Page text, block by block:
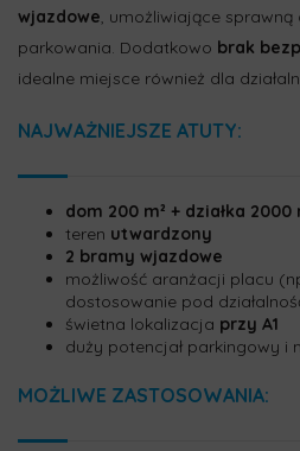
wjazdowe, umożliwiające
parkowania. Dodatkowo brak
idealne miejsce również dla
NAJWAŻNIEJSZE ATUTY:
dom 200 m² + działka 2000
teren utwardzony
2 bramy wjazdowe
możliwość aranżacji placu
dostosowanie pod
świetna lokalizacja przy A1
duży potencjał parkingowy i
MOŻLIWE ZASTOSOWANIA: